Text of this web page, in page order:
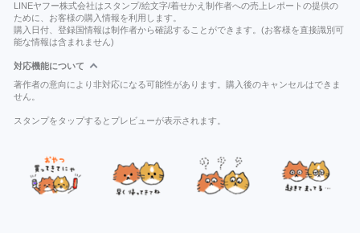
LINEヤフー株式会社はスタンプ/絵文字/着せかえ制作者への売上レポートの提供の
ために、お客様の購入情報を利用します。
購入日付、登録国情報は制作者から確認することができます。(お客様を直接識別可
能な情報は含まれません)
対応機能について
著作者の意向により非対応になる可能性があります。購入後のキャンセルはできま
せん。
スタンプをタップするとプレビューが表示されます。